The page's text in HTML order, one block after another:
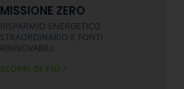
MISSIONE ZERO
RISPARMIO ENERGETICO
STRAORDINARIO E FONTI
RINNOVABILI.
SCOPRI DI PIÙ